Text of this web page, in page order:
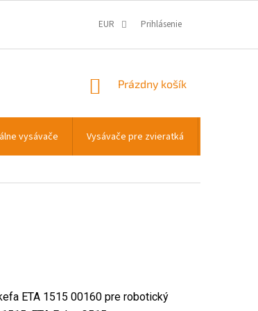
OCHRANA OSOBNÝCH ÚDAJOV INFORMÁCIE O COOKIES
EUR Prihlásenie
NÁKUPNÝ
Prázdny košík
vysávače Vysávače pre zvieratká
ETA 1515 00160 pre robotický